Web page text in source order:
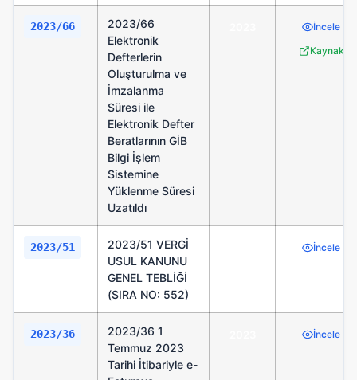
2023/66
2023/66
Elektronik
Defterlerin
Oluşturulma ve
İmzalanma
Süresi ile
Elektronik Defter
Beratlarının GİB
Bilgi İşlem
Sistemine
Yüklenme Süresi
Uzatıldı
İncele
Kaynak
2023/51
2023/51 VERGİ
USUL KANUNU
GENEL TEBLİĞİ
(SIRA NO: 552)
İncele
2023/36
2023/36 1
Temmuz 2023
Tarihi İtibariyle e-
İncele